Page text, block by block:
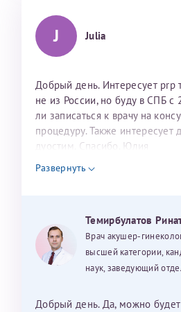
J Julia
Добрый день. Интересует prp
не из России, но буду в СПБ
ли записаться к врачу на
процедуру. Также интересует
дуостим. Спасибо. Юлия
Развернуть
Темирбулатов
Врач акушер-
высшей категории,
наук, заведующий
Добрый день. Да, можно будет